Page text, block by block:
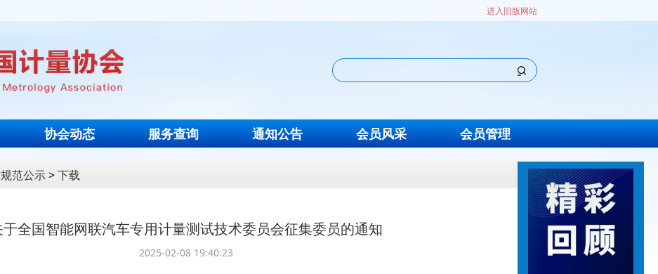
进入旧版网站
协会动态 服务查询 通知公告 会员风采 会员管理
范公示>下载
于全国智能网联汽车专用计量测试技术委员会征集委员的通知
2025-02-08 19:40:23